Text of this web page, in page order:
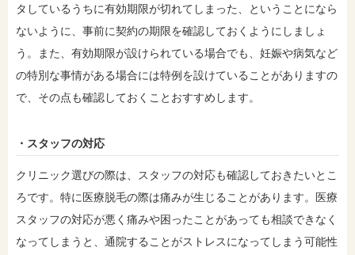
タしているうちに有効期限が切れてしまった、ということになら
ないように、事前に契約の期限を確認しておくようにしましょ
う。また、有効期限が設けられている場合でも、妊娠や病気など
の特別な事情がある場合には特例を設けていることがありますの
で、その点も確認しておくことおすすめします。
・スタッフの対応
クリニック選びの際は、スタッフの対応も確認しておきたいとこ
ろです。特に医療脱毛の際は痛みが生じることがあります。医療
スタッフの対応が悪く痛みや困ったことがあっても相談できなく
なってしまうと、通院することがストレスになってしまう可能性